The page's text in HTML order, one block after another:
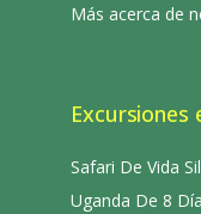
Más acerca de
Excursiones
Safari De Vida
Uganda De 8